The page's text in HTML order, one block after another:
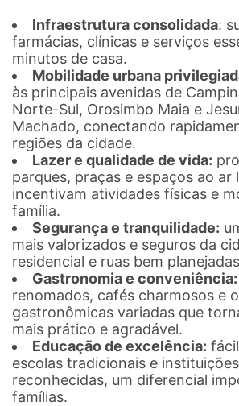
Infraestrutura consolidada:
farmácias, clínicas e serviços
minutos de casa.
Mobilidade urbana
às principais avenidas de
Norte-Sul, Orosimbo Maia e
Machado, conectando
regiões da cidade.
Lazer e qualidade de vida:
parques, praças e espaços ao ar
incentivam atividades físicas e
família.
Segurança e tranquilidade:
mais valorizados e seguros da
residencial e ruas bem
Gastronomia e conveniência:
renomados, cafés charmosos e
gastronômicas variadas que
mais prático e agradável.
Educação de excelência:
escolas tradicionais e
reconhecidas, um diferencial
famílias.